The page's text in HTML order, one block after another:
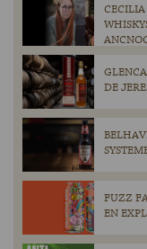
DE
FUZZ
EN